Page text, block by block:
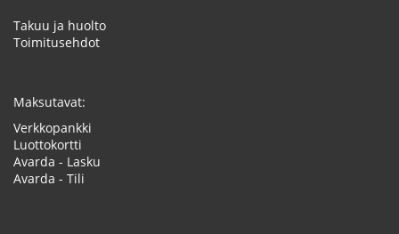
Takuu ja huolto
Toimitusehdot
Maksutavat:
Verkkopankki
Luottokortti
Avarda - Lasku
Avarda - Tili